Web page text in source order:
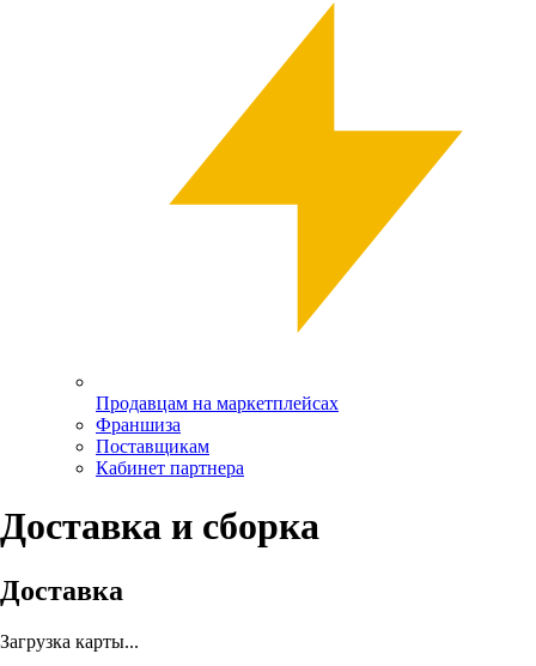
Продавцам на маркетплейсах
Франшиза
Поставщикам
Кабинет партнера
Доставка и сборка
Доставка
Загрузка карты...